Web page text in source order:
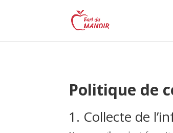
Politique de
1. Collecte de